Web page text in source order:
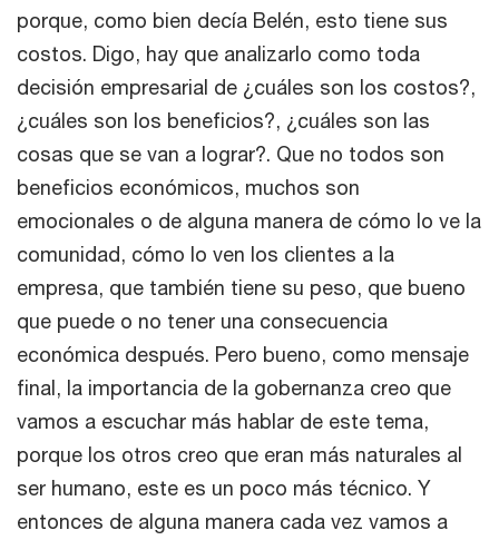
porque, como bien decía Belén, esto tiene sus
costos. Digo, hay que analizarlo como toda
decisión empresarial de ¿cuáles son los costos?,
¿cuáles son los beneficios?, ¿cuáles son las
cosas que se van a lograr?. Que no todos son
beneficios económicos, muchos son
emocionales o de alguna manera de cómo lo ve la
comunidad, cómo lo ven los clientes a la
empresa, que también tiene su peso, que bueno
que puede o no tener una consecuencia
económica después. Pero bueno, como mensaje
final, la importancia de la gobernanza creo que
vamos a escuchar más hablar de este tema,
porque los otros creo que eran más naturales al
ser humano, este es un poco más técnico. Y
entonces de alguna manera cada vez vamos a